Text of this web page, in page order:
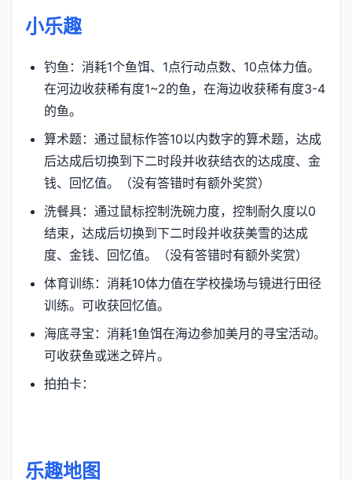
小乐趣
钓鱼：消耗1个鱼饵、1点行动点数、10点体力值。
在河边收获稀有度1~2的鱼，在海边收获稀有度3-4
的鱼。
算术题：通过鼠标作答10以内数字的算术题，达成
后达成后切换到下二时段并收获结衣的达成度、金
钱、回忆值。（没有答错时有额外奖赏）
洗餐具：通过鼠标控制洗碗力度，控制耐久度以0
结束，达成后切换到下二时段并收获美雪的达成
度、金钱、回忆值。（没有答错时有额外奖赏）
体育训练：消耗10体力值在学校操场与镜进行田径
训练。可收获回忆值。
海底寻宝：消耗1鱼饵在海边参加美月的寻宝活动。
可收获鱼或迷之碎片。
拍拍卡：
乐趣地图